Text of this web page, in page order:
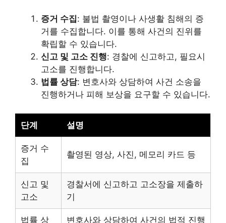
증거 수집: 불법 촬영이나 사생활 침해의 증
거를 수집합니다. 이를 통해 사건의 진위를
확립할 수 있습니다.
신고 및 고소 진행: 경찰에 신고하고, 필요시
고소를 진행합니다.
법률 상담: 변호사와 상담하여 사건 소송을
진행하거나 피해 보상을 요구할 수 있습니다.
단계 설명
증거 수
집
촬영된 영상, 사진, 메모리 카드 등
신고 및
고소
경찰서에 신고하고 고소장을 제출하
기
법률 상
변호사와 상담하여 사건의 법적 진행